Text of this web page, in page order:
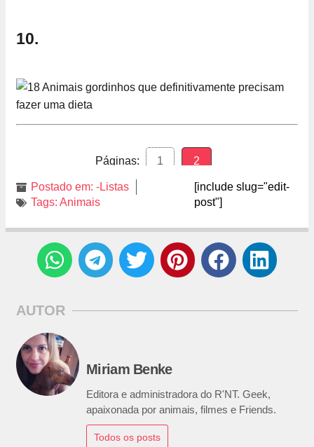
10.
Páginas: 1 2
Postado em: -Listas
Tags: Animais
[include slug="edit-
post"]
AUTOR
Miriam Benke
Editora e administradora do R'NT. Geek,
apaixonada por animais, filmes e Friends.
Todos os posts